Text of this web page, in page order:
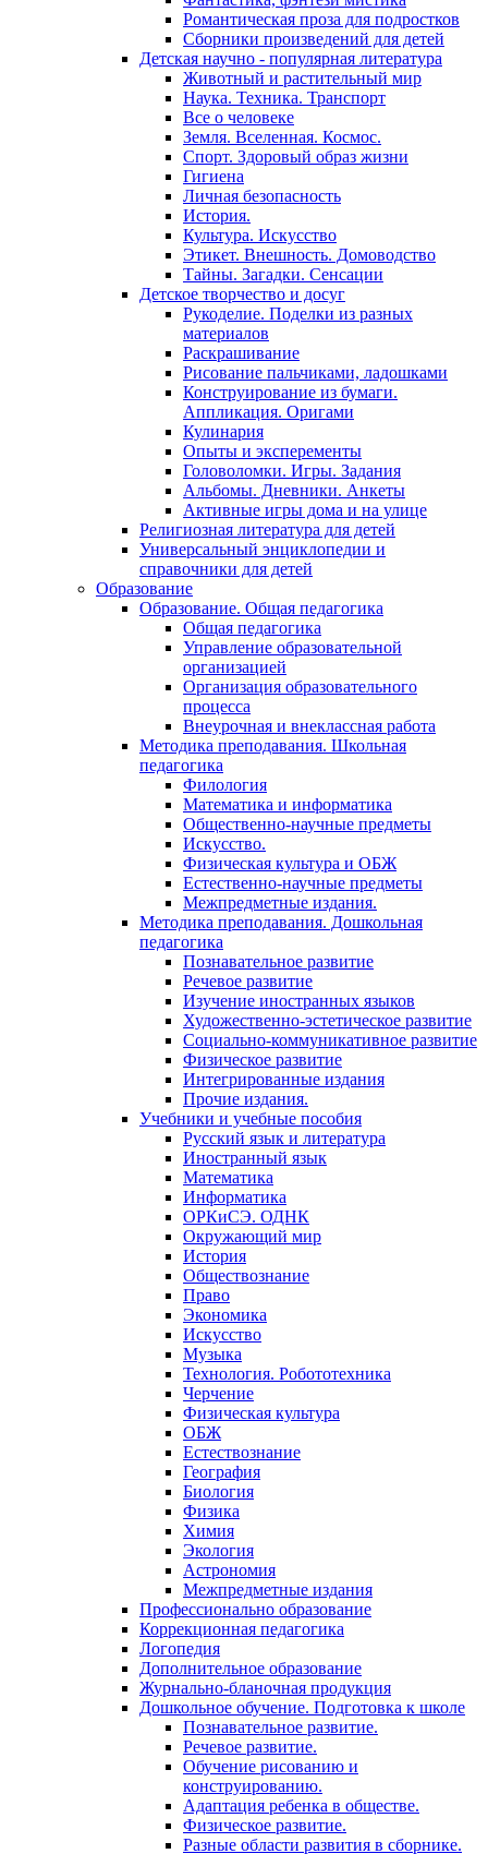
Романтическая проза для подростков
Сборники произведений для детей
Детская научно - популярная литература
Животный и растительный мир
Наука. Техника. Транспорт
Все о человеке
Земля. Вселенная. Космос.
Спорт. Здоровый образ жизни
Гигиена
Личная безопасность
История.
Культура. Искусство
Этикет. Внешность. Домоводство
Тайны. Загадки. Сенсации
Детское творчество и досуг
Рукоделие. Поделки из разных
материалов
Раскрашивание
Рисование пальчиками, ладошками
Конструирование из бумаги.
Аппликация. Оригами
Кулинария
Опыты и эксперементы
Головоломки. Игры. Задания
Альбомы. Дневники. Анкеты
Активные игры дома и на улице
Религиозная литература для детей
Универсальный энциклопедии и
справочники для детей
Образование
Образование. Общая педагогика
Общая педагогика
Управление образовательной
организацией
Организация образовательного
процесса
Внеурочная и внеклассная работа
Методика преподавания. Школьная
педагогика
Филология
Математика и информатика
Общественно-научные предметы
Искусство.
Физическая культура и ОБЖ
Естественно-научные предметы
Межпредметные издания.
Методика преподавания. Дошкольная
педагогика
Познавательное развитие
Речевое развитие
Изучение иностранных языков
Художественно-эстетическое развитие
Социально-коммуникативное развитие
Физическое развитие
Интегрированные издания
Прочие издания.
Учебники и учебные пособия
Русский язык и литература
Иностранный язык
Математика
Информатика
ОРКиСЭ. ОДНК
Окружающий мир
История
Обществознание
Право
Экономика
Искусство
Музыка
Технология. Робототехника
Черчение
Физическая культура
ОБЖ
Естествознание
География
Биология
Физика
Химия
Экология
Астрономия
Межпредметные издания
Профессионально образование
Коррекционная педагогика
Логопедия
Дополнительное образование
Журнально-бланочная продукция
Дошкольное обучение. Подготовка к школе
Познавательное развитие.
Речевое развитие.
Обучение рисованию и
конструированию.
Адаптация ребенка в обществе.
Физическое развитие.
Разные области развития в сборнике.